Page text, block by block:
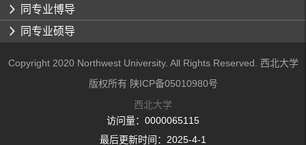
同专业博导
同专业硕导
Copyright 2020 Northwest University. All Rights Reserved. 西北大学
版权所有 陕ICP备05010980号
西北大学
访问量： 0000065115
最后更新时间： 2025-4-1